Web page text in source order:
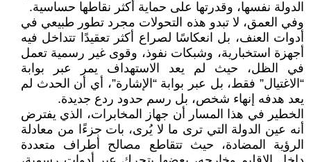
الدولة نفسها، وقدرتها على حماية أكثر نقاطها حساسية.
وفي العمق، لا تبدو هذه التحولات مجرد تطور طبيعي في
أدوات العنف، بل انعكاسًا لصراع أكثر تعقيدًا تتداخل فيه
أجهزة استخبارية، وشبكات نفوذ، وقوى غير رسمية تعمل
في الظل، حيث لم يعد الاستهداف يمر عبر بوابة
“الاغتيال” فقط، بل عبر بوابة “الإشارة”، أي أن الحدث لم
يعد هدفه إنهاء شخص، بل رسم حدود ردع جديدة.
الخطير في هذا المسار أن جهاز المخابرات، الذي يفترض
أنه عين الدولة التي ترى ما لا يُرى، بات جزءًا من معادلة
الرؤية المضادة، حيث تتقاطع مصالح أطراف متعددة